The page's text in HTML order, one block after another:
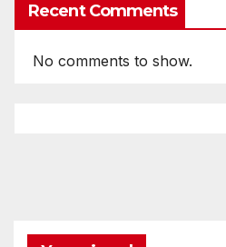
Recent Comments
No comments to show.